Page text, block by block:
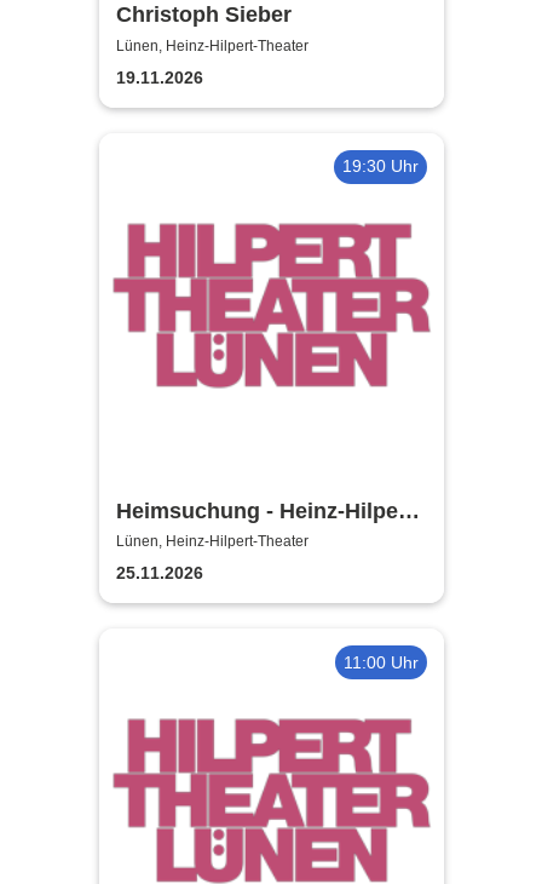
Christoph Sieber
Lünen, Heinz-Hilpert-Theater
19.11.2026
19:30 Uhr
Heimsuchung - Heinz-Hilpert-
Theater
Lünen, Heinz-Hilpert-Theater
25.11.2026
11:00 Uhr